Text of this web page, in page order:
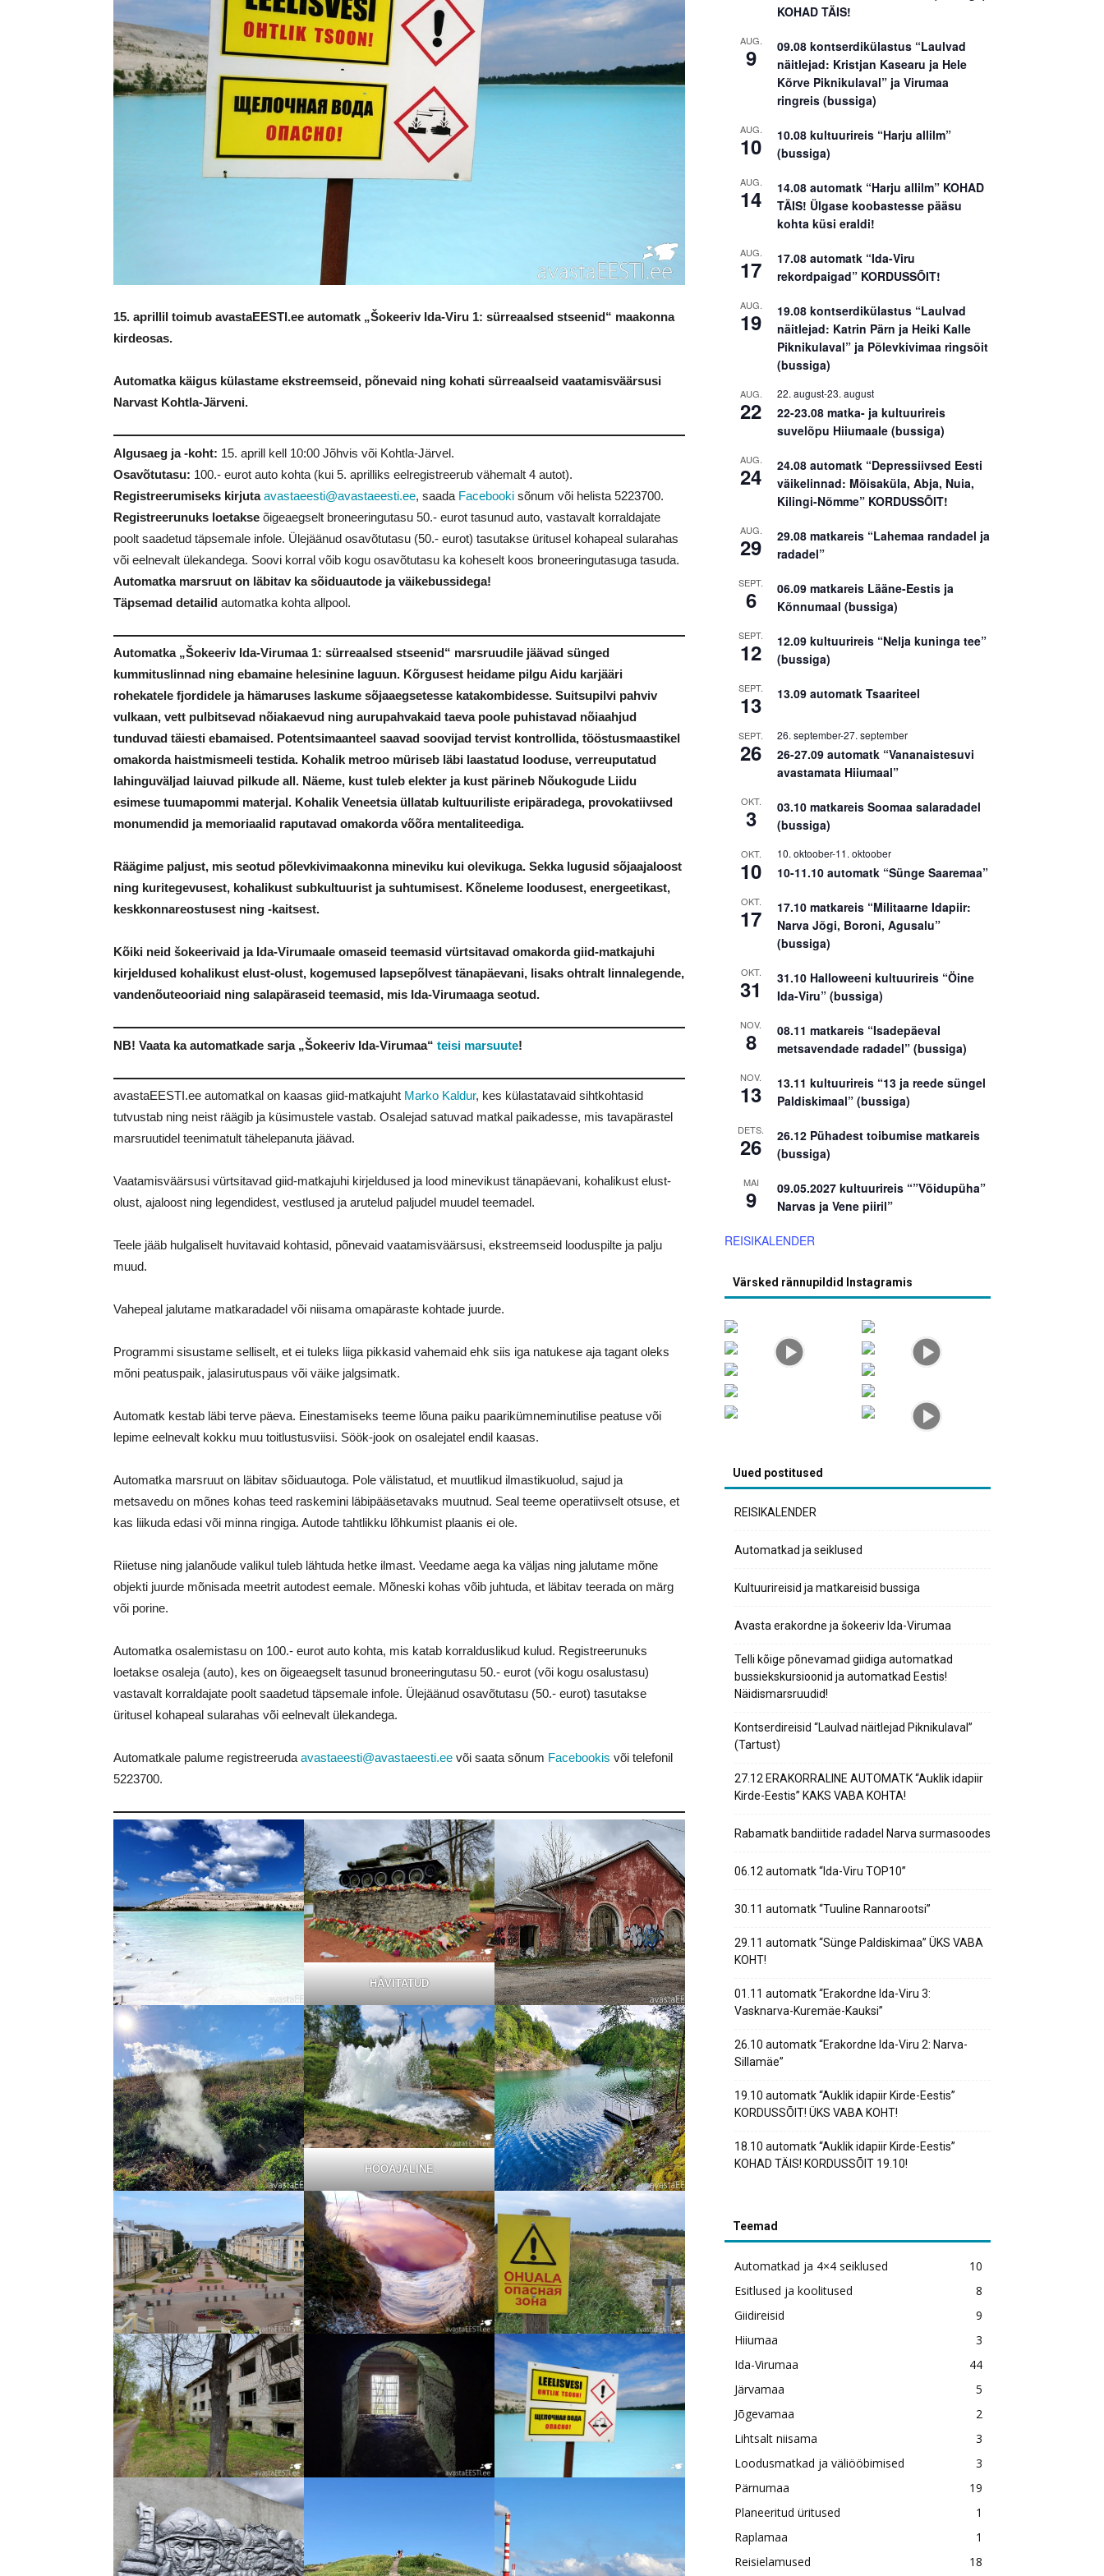
15. aprillil toimub avastaEESTI.ee automatk „Šokeeriv Ida-Viru 1: sürreaalsed stseenid“ maakonna
kirdeosas.
Automatka käigus külastame ekstreemseid, põnevaid ning kohati sürreaalseid vaatamisväärsusi
Narvast Kohtla-Järveni.
Algusaeg ja -koht: 15. aprill kell 10:00 Jõhvis või Kohtla-Järvel.
Osavõtutasu: 100.- eurot auto kohta (kui 5. aprilliks eelregistreerub vähemalt 4 autot).
Registreerumiseks kirjuta avastaeesti@avastaeesti.ee, saada Facebooki sõnum või helista 5223700.
Registreerunuks loetakse õigeaegselt broneeringutasu 50.- eurot tasunud auto, vastavalt korraldajate
poolt saadetud täpsemale infole. Ülejäänud osavõtutasu (50.- eurot) tasutakse üritusel kohapeal sularahas
või eelnevalt ülekandega. Soovi korral võib kogu osavõtutasu ka koheselt koos broneeringutasuga tasuda.
Automatka marsruut on läbitav ka sõiduautode ja väikebussidega!
Täpsemad detailid automatka kohta allpool.
Automatka „Šokeeriv Ida-Virumaa 1: sürreaalsed stseenid“ marsruudile jäävad sünged
kummituslinnad ning ebamaine helesinine laguun. Kõrgusest heidame pilgu Aidu karjääri
rohekatele fjordidele ja hämaruses laskume sõjaaegsetesse katakombidesse. Suitsupilvi pahviv
vulkaan, vett pulbitsevad nõiakaevud ning aurupahvakaid taeva poole puhistavad nõiaahjud
tunduvad täiesti ebamaised. Potentsimaanteel saavad soovijad tervist kontrollida, tööstusmaastikel
omakorda haistmismeeli testida. Kohalik metroo müriseb läbi laastatud looduse, verreuputatud
lahinguväljad laiuvad pilkude all. Näeme, kust tuleb elekter ja kust pärineb Nõukogude Liidu
esimese tuumapommi materjal. Kohalik Veneetsia üllatab kultuuriliste eripäradega, provokatiivsed
monumendid ja memoriaalid raputavad omakorda võõra mentaliteediga.
Räägime paljust, mis seotud põlevkivimaakonna mineviku kui olevikuga. Sekka lugusid sõjaajaloost
ning kuritegevusest, kohalikust subkultuurist ja suhtumisest. Kõneleme loodusest, energeetikast,
keskkonnareostusest ning -kaitsest.
Kõiki neid šokeerivaid ja Ida-Virumaale omaseid teemasid vürtsitavad omakorda giid-matkajuhi
kirjeldused kohalikust elust-olust, kogemused lapsepõlvest tänapäevani, lisaks ohtralt linnalegende,
vandenõuteooriaid ning salapäraseid teemasid, mis Ida-Virumaaga seotud.
NB! Vaata ka automatkade sarja „Šokeeriv Ida-Virumaa“ teisi marsuute!
avastaEESTI.ee automatkal on kaasas giid-matkajuht Marko Kaldur, kes külastatavaid sihtkohtasid
tutvustab ning neist räägib ja küsimustele vastab. Osalejad satuvad matkal paikadesse, mis tavapärastel
marsruutidel teenimatult tähelepanuta jäävad.
Vaatamisväärsusi vürtsitavad giid-matkajuhi kirjeldused ja lood minevikust tänapäevani, kohalikust elust-
olust, ajaloost ning legendidest, vestlused ja arutelud paljudel muudel teemadel.
Teele jääb hulgaliselt huvitavaid kohtasid, põnevaid vaatamisväärsusi, ekstreemseid looduspilte ja palju
muud.
Vahepeal jalutame matkaradadel või niisama omapäraste kohtade juurde.
Programmi sisustame selliselt, et ei tuleks liiga pikkasid vahemaid ehk siis iga natukese aja tagant oleks
mõni peatuspaik, jalasirutuspaus või väike jalgsimatk.
Automatk kestab läbi terve päeva. Einestamiseks teeme lõuna paiku paarikümneminutilise peatuse või
lepime eelnevalt kokku muu toitlustusviisi. Söök-jook on osalejatel endil kaasas.
Automatka marsruut on läbitav sõiduautoga. Pole välistatud, et muutlikud ilmastikuolud, sajud ja
metsavedu on mõnes kohas teed raskemini läbipääsetavaks muutnud. Seal teeme operatiivselt otsuse, et
kas liikuda edasi või minna ringiga. Autode tahtlikku lõhkumist plaanis ei ole.
Riietuse ning jalanõude valikul tuleb lähtuda hetke ilmast. Veedame aega ka väljas ning jalutame mõne
objekti juurde mõnisada meetrit autodest eemale. Mõneski kohas võib juhtuda, et läbitav teerada on märg
või porine.
Automatka osalemistasu on 100.- eurot auto kohta, mis katab korralduslikud kulud. Registreerunuks
loetakse osaleja (auto), kes on õigeaegselt tasunud broneeringutasu 50.- eurot (või kogu osalustasu)
vastavalt korraldajate poolt saadetud täpsemale infole. Ülejäänud osavõtutasu (50.- eurot) tasutakse
üritusel kohapeal sularahas või eelnevalt ülekandega.
Automatkale palume registreeruda avastaeesti@avastaeesti.ee või saata sõnum Facebookis või telefonil
5223700.
HÄVITATUD
HOOAJALINE
KOHAD TÄIS!
AUG.
9
09.08 kontserdikülastus “Laulvad
näitlejad: Kristjan Kasearu ja Hele
Kõrve Piknikulaval” ja Virumaa
ringreis (bussiga)
AUG.
10
10.08 kultuurireis “Harju allilm”
(bussiga)
AUG.
14
14.08 automatk “Harju allilm” KOHAD
TÄIS! Ülgase koobastesse pääsu
kohta küsi eraldi!
AUG.
17
17.08 automatk “Ida-Viru
rekordpaigad” KORDUSSÕIT!
AUG.
19
19.08 kontserdikülastus “Laulvad
näitlejad: Katrin Pärn ja Heiki Kalle
Piknikulaval” ja Põlevkivimaa ringsõit
(bussiga)
AUG.
22
22. august-23. august
22-23.08 matka- ja kultuurireis
suvelõpu Hiiumaale (bussiga)
AUG.
24
24.08 automatk “Depressiivsed Eesti
väikelinnad: Mõisaküla, Abja, Nuia,
Kilingi-Nõmme” KORDUSSÕIT!
AUG.
29
29.08 matkareis “Lahemaa randadel ja
radadel”
SEPT.
6
06.09 matkareis Lääne-Eestis ja
Kõnnumaal (bussiga)
SEPT.
12
12.09 kultuurireis “Nelja kuninga tee”
(bussiga)
SEPT.
13 13.09 automatk Tsaariteel
SEPT.
26
26. september-27. september
26-27.09 automatk “Vananaistesuvi
avastamata Hiiumaal”
OKT.
3
03.10 matkareis Soomaa salaradadel
(bussiga)
OKT.
10
10. oktoober-11. oktoober
10-11.10 automatk “Sünge Saaremaa”
OKT.
17
17.10 matkareis “Militaarne Idapiir:
Narva Jõgi, Boroni, Agusalu”
(bussiga)
OKT.
31
31.10 Halloweeni kultuurireis “Öine
Ida-Viru” (bussiga)
NOV.
8
08.11 matkareis “Isadepäeval
metsavendade radadel” (bussiga)
NOV.
13
13.11 kultuurireis “13 ja reede süngel
Paldiskimaal” (bussiga)
DETS.
26
26.12 Pühadest toibumise matkareis
(bussiga)
MAI
9
09.05.2027 kultuurireis “”Võidupüha”
Narvas ja Vene piiril”
REISIKALENDER
Värsked rännupildid Instagramis
Uued postitused
REISIKALENDER
Automatkad ja seiklused
Kultuurireisid ja matkareisid bussiga
Avasta erakordne ja šokeeriv Ida-Virumaa
Telli kõige põnevamad giidiga automatkad
bussiekskursioonid ja automatkad Eestis!
Näidismarsruudid!
Kontserdireisid “Laulvad näitlejad Piknikulaval”
(Tartust)
27.12 ERAKORRALINE AUTOMATK “Auklik idapiir
Kirde-Eestis” KAKS VABA KOHTA!
Rabamatk bandiitide radadel Narva surmasoodes
06.12 automatk “Ida-Viru TOP10”
30.11 automatk “Tuuline Rannarootsi”
29.11 automatk “Sünge Paldiskimaa” ÜKS VABA
KOHT!
01.11 automatk “Erakordne Ida-Viru 3:
Vasknarva-Kuremäe-Kauksi”
26.10 automatk “Erakordne Ida-Viru 2: Narva-
Sillamäe”
19.10 automatk “Auklik idapiir Kirde-Eestis”
KORDUSSÕIT! ÜKS VABA KOHT!
18.10 automatk “Auklik idapiir Kirde-Eestis”
KOHAD TÄIS! KORDUSSÕIT 19.10!
Teemad
Automatkad ja 4×4 seiklused
10
Esitlused ja koolitused
8
Giidireisid
9
Hiiumaa
3
Ida-Virumaa
44
Järvamaa
5
Jõgevamaa
2
Lihtsalt niisama
3
Loodusmatkad ja väliööbimised
3
Pärnumaa
19
Planeeritud üritused
1
Raplamaa
1
Reisielamused
18